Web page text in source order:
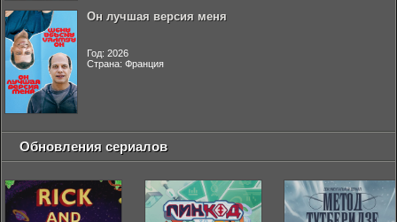
Он лучшая версия меня
Год: 2026
Страна: Франция
Обновления сериалов